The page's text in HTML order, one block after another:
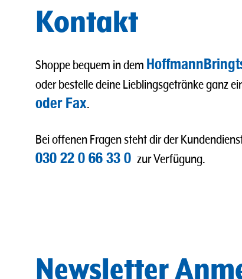
Kontakt
Shoppe bequem in dem
oder bestelle deine Lieblingsgetränke ganz
oder Fax.
Bei offenen Fragen steht dir der
030 22 0 66 33 0 zur Verfügung.
Newsletter